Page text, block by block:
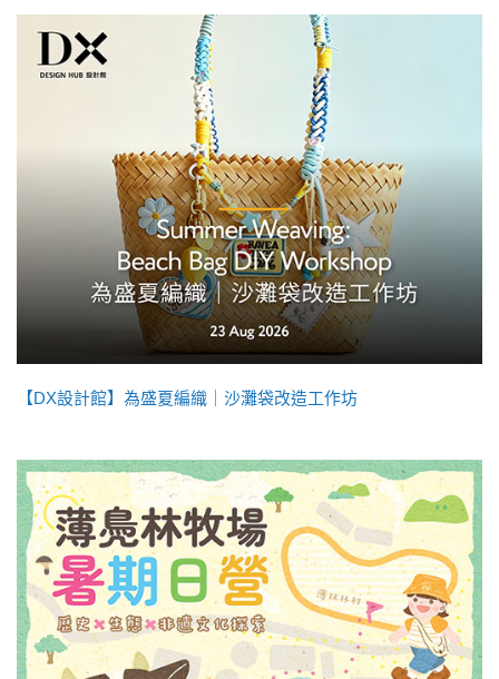
【DX設計館】為盛夏編織｜沙灘袋改造工作坊